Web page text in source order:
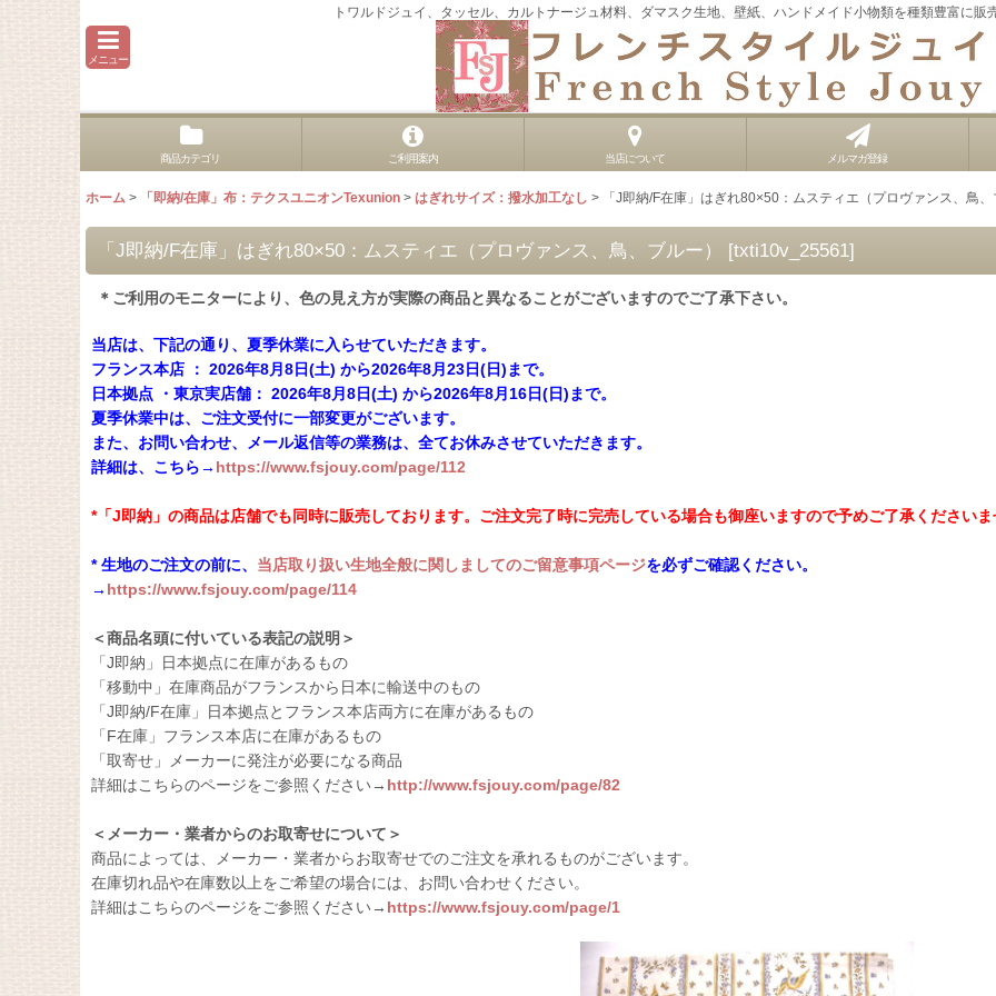
トワルドジュイ、タッセル、カルトナージュ材料、ダマスク生地、壁紙、ハンドメイド小物類を種類豊富に販
メニュー
商品カテゴリ ご利用案内 当店について メルマガ登録
ホーム > 「即納/在庫」布：テクスユニオンTexunion > はぎれサイズ：撥水加工なし > 「J即納/F在庫」はぎれ80×50：ムスティエ（プロヴァンス、鳥
「J即納/F在庫」はぎれ80×50：ムスティエ（プロヴァンス、鳥、ブルー） [txti10v_25561]
＊ご利用のモニターにより、色の見え方が実際の商品と異なることがございますのでご了承下さい。
当店は、下記の通り、夏季休業に入らせていただきます。
フランス本店 ： 2026年8月8日(土) から2026年8月23日(日)まで。
日本拠点 ・東京実店舗： 2026年8月8日(土) から2026年8月16日(日)まで。
夏季休業中は、ご注文受付に一部変更がございます。
また、お問い合わせ、メール返信等の業務は、全てお休みさせていただきます。
詳細は、こちら→ https://www.fsjouy.com/page/112
*「J即納」の商品は店舗でも同時に販売しております。ご注文完了時に完売している場合も御座いますので予めご了承くださいま
* 生地のご注文の前に、 当店取り扱い生地全般に関しましてのご留意事項ページを必ずご確認ください。
→ https://www.fsjouy.com/page/114
＜商品名頭に付いている表記の説明＞
「J即納」日本拠点に在庫があるもの
「移動中」在庫商品がフランスから日本に輸送中のもの
「J即納/F在庫」日本拠点とフランス本店両方に在庫があるもの
「F在庫」フランス本店に在庫があるもの
「取寄せ」メーカーに発注が必要になる商品
詳細はこちらのページをご参照ください→ http://www.fsjouy.com/page/82
＜メーカー・業者からのお取寄せについて＞
商品によっては、メーカー・業者からお取寄せでのご注文を承れるものがございます。
在庫切れ品や在庫数以上をご希望の場合には、お問い合わせください。
詳細はこちらのページをご参照ください→ https://www.fsjouy.com/page/1